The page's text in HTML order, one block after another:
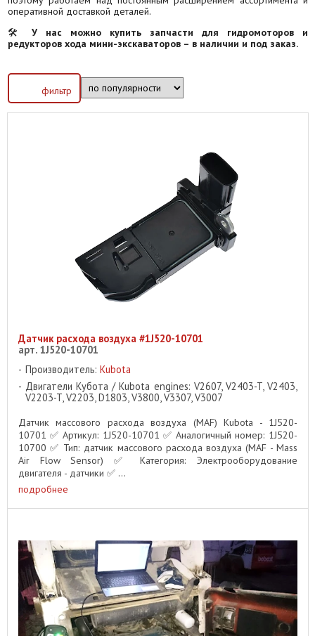
оперативной доставкой деталей.
🛠 У нас можно купить запчасти для гидромоторов и
редукторов хода мини-экскаваторов – в наличии и под заказ.
фильтр
Датчик расхода воздуха #1J520-10701
арт. 1J520-10701
Производитель: Kubota
Двигатели Кубота / Kubota engines: V2607, V2403-T, V2403,
V2203-T, V2203, D1803, V3800, V3307, V3007
Датчик массового расхода воздуха (MAF) Kubota - 1J520-
10701 ✅ Артикул: 1J520-10701 ✅ Аналогичный номер: 1J520-
10700 ✅ Тип: датчик массового расхода воздуха (MAF - Mass
Air Flow Sensor) ✅ Категория: Электрооборудование
двигателя - датчики ✅ ...
подробнее